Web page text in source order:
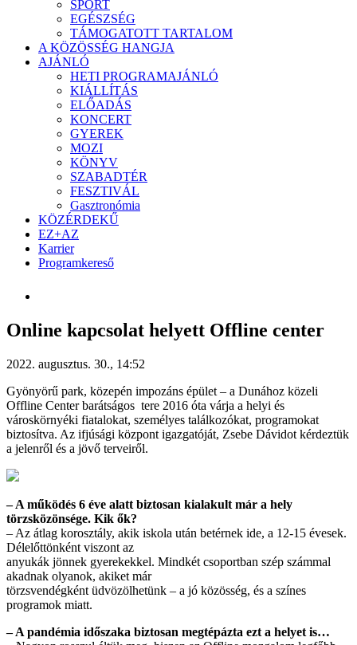
SPORT
EGÉSZSÉG
TÁMOGATOTT TARTALOM
A KÖZÖSSÉG HANGJA
AJÁNLÓ
HETI PROGRAMAJÁNLÓ
KIÁLLÍTÁS
ELŐADÁS
KONCERT
GYEREK
MOZI
KÖNYV
SZABADTÉR
FESZTIVÁL
Gasztronómia
KÖZÉRDEKŰ
EZ+AZ
Karrier
Programkereső
Online kapcsolat helyett Offline center
2022. augusztus. 30., 14:52
Gyönyörű park, közepén impozáns épület – a Dunához közeli
Offline Center barátságos tere 2016 óta várja a helyi és
városkörnyéki fiatalokat, személyes találkozókat, programokat
biztosítva. Az ifjúsági központ igazgatóját, Zsebe Dávidot kérdeztük
a jelenről és a jövő terveiről.
– A működés 6 éve alatt biztosan kialakult már a hely
törzsközönsége. Kik ők?
– Az átlag korosztály, akik iskola után betérnek ide, a 12-15 évesek.
Délelőttönként viszont az
anyukák jönnek gyerekekkel. Mindkét csoportban szép számmal
akadnak olyanok, akiket már
törzsvendégként üdvözölhetünk – a jó közösség, és a színes
programok miatt.
– A pandémia időszaka biztosan megtépázta ezt a helyet is…